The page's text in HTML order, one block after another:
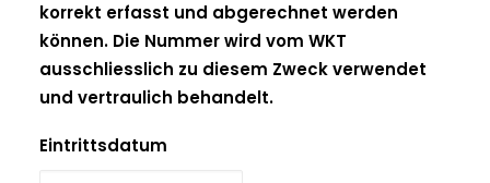
korrekt erfasst und abgerechnet werden
können. Die Nummer wird vom WKT
ausschliesslich zu diesem Zweck verwendet
und vertraulich behandelt.
Eintrittsdatum